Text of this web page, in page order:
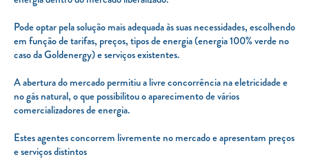
Excedentes de Produção
Energia verde
Mobilidade Elétrica
Carregar em Casa
Carregar Fora de Casa
Rede de lojas
Pode optar pela solução mais adequada às suas necessidades, escolhendo
em função de tarifas, preços, tipos de energia (energia 100% verde no
caso da Goldenergy) e serviços existentes.
A abertura do mercado permitiu a livre concorrência na eletricidade e
no gás natural, o que possibilitou o aparecimento de vários
comercializadores de energia.
Estes agentes concorrem livremente no mercado e apresentam preços
e serviços distintos